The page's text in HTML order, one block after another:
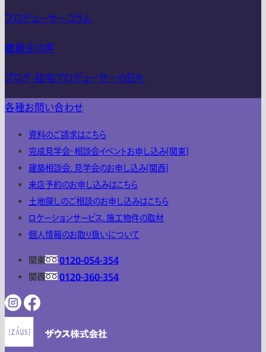
プロデューサーコラム
建築主の声
ブログ-住宅プロデューサーの日々
各種お問い合わせ
資料のご請求はこちら
完成見学会・相談会イベントお申し込み[関東]
建築相談会、見学会のお申し込み[関西]
来店予約のお申し込みはこちら
土地探しのご相談のお申し込みはこちら
ロケーションサービス、施工物件の取材
個人情報のお取り扱いについて
関東
0120-054-354
関西
0120-360-354